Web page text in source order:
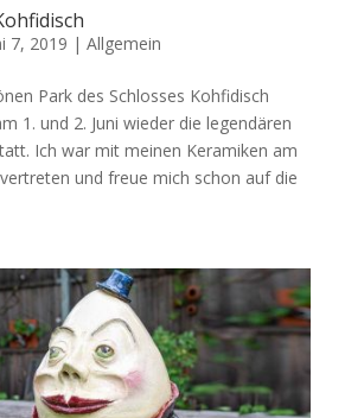
7, 2019 | Allgemein
Park des Schlosses Kohfidisch
1. und 2. Juni wieder die legendären
Ich war mit meinen Keramiken am
und freue mich schon auf die